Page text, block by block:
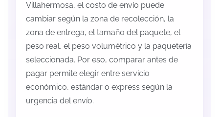
Villahermosa, el costo de envío puede
cambiar según la zona de recolección, la
zona de entrega, el tamaño del paquete, el
peso real, el peso volumétrico y la paquetería
seleccionada. Por eso, comparar antes de
pagar permite elegir entre servicio
económico, estándar o express según la
urgencia del envío.